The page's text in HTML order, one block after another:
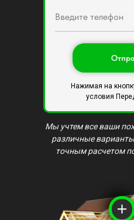
Мы учтем все ваши
различные
точным расчетом
Введите телефон
Нажимая на
условия